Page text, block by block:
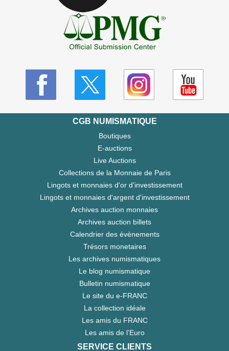
CGB NUMISMATIQUE
Boutiques
E-auctions
Live Auctions
Collections de la Monnaie de Paris
Lingots et monnaies d'or d'investissement
Lingots et monnaies d'argent d'investissement
Archives auction monnaies
Archives auction billets
Calendrier des évènements
Trésors monetaires
Les archives numismatiques
Le blog numismatique
Bulletin numismatique
Le site du e-FRANC
La collection idéale
Les amis du FRANC
Les amis de l'Euro
SERVICE CLIENTS